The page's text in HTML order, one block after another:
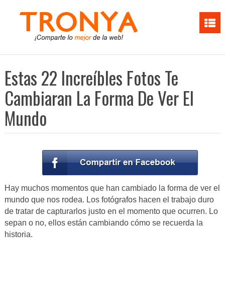
Estas 22 Increíbles Fotos Te
Cambiaran La Forma De Ver El
Mundo
Hay muchos momentos que han cambiado la forma de ver el
mundo que nos rodea. Los fotógrafos hacen el trabajo duro
de tratar de capturarlos justo en el momento que ocurren. Lo
sepan o no, ellos están cambiando cómo se recuerda la
historia.